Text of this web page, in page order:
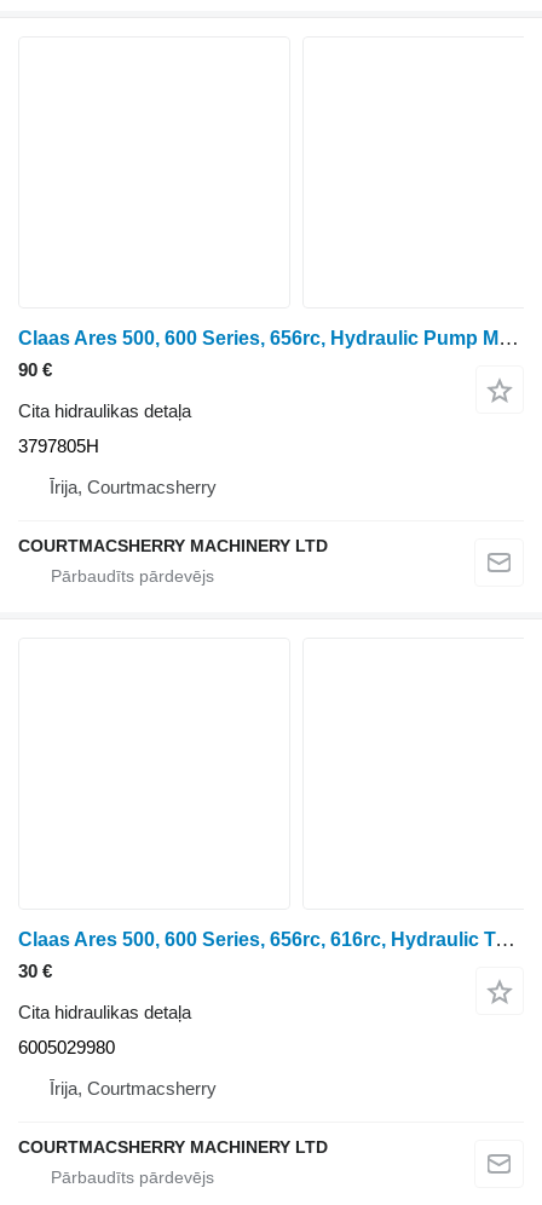
Claas Ares 500, 600 Series, 656rc, Hydraulic Pump Manifold , 6 3797805H paredzēts riteņtraktora
90 €
Cita hidraulikas detaļa
3797805H
Īrija, Courtmacsherry
COURTMACSHERRY MACHINERY LTD
Claas Ares 500, 600 Series, 656rc, 616rc, Hydraulic Tube 6005029980 paredzēts riteņtraktora
30 €
Cita hidraulikas detaļa
6005029980
Īrija, Courtmacsherry
COURTMACSHERRY MACHINERY LTD